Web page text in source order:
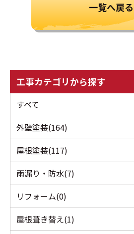
一覧へ戻る
工事カテゴリから探す
すべて
外壁塗装(164)
屋根塗装(117)
雨漏り・防水(7)
リフォーム(0)
屋根葺き替え(1)